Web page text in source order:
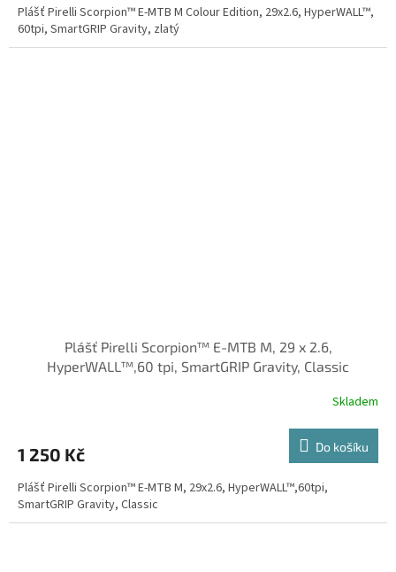
Plášť Pirelli Scorpion™ E-MTB M Colour Edition, 29x2.6, HyperWALL™,
60tpi, SmartGRIP Gravity, zlatý
Plášť Pirelli Scorpion™ E-MTB M, 29 x 2.6,
HyperWALL™,60 tpi, SmartGRIP Gravity, Classic
Skladem
1 250 Kč Do košíku
Plášť Pirelli Scorpion™ E-MTB M, 29x2.6, HyperWALL™,60tpi,
SmartGRIP Gravity, Classic